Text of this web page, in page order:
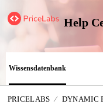
Help
Wissensdatenbank
PRICELABS DYNAMIC